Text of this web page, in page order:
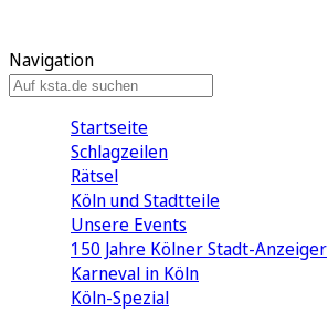
Navigation
Startseite
Schlagzeilen
Rätsel
Köln und Stadtteile
Unsere Events
150 Jahre Kölner Stadt-Anzeiger
Karneval in Köln
Köln-Spezial